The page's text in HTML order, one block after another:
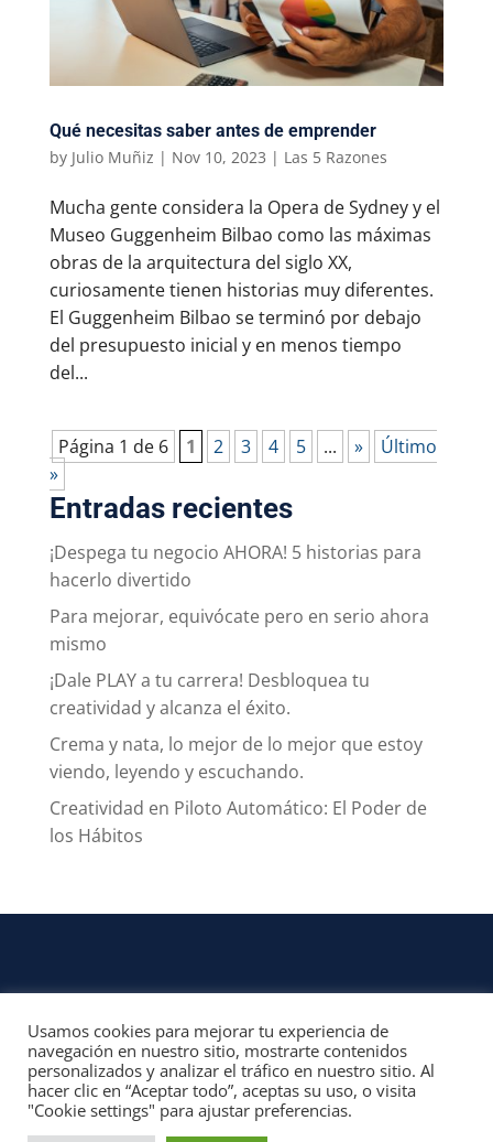
Qué necesitas saber antes de emprender
by Julio Muñiz | Nov 10, 2023 | Las 5 Razones
Mucha gente considera la Opera de Sydney y el
Museo Guggenheim Bilbao como las máximas
obras de la arquitectura del siglo XX,
curiosamente tienen historias muy diferentes.
El Guggenheim Bilbao se terminó por debajo
del presupuesto inicial y en menos tiempo
del...
Página 1 de 6 1 2 3 4 5 ... »
Último
»
Entradas recientes
¡Despega tu negocio AHORA! 5 historias para
hacerlo divertido
Para mejorar, equivócate pero en serio ahora
mismo
¡Dale PLAY a tu carrera! Desbloquea tu
creatividad y alcanza el éxito.
Crema y nata, lo mejor de lo mejor que estoy
viendo, leyendo y escuchando.
Creatividad en Piloto Automático: El Poder de
los Hábitos
CONTACTO
© 2022, Unofficial Media, LLC – Reservados todos los derechos | All rights
reserved
Aviso Legal y Términos de Uso del Sitio|Aviso Programas Afiliados,
Usamos cookies para mejorar tu experiencia de
navegación en nuestro sitio, mostrarte contenidos
personalizados y analizar el tráfico en nuestro sitio. Al
hacer clic en “Aceptar todo”, aceptas su uso, o visita
"Cookie settings" para ajustar preferencias.